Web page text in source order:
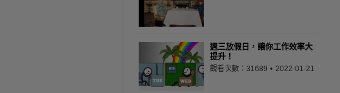
週三放假日，讓你工作效率大
提升！
觀看次數：31689 2022-01-21